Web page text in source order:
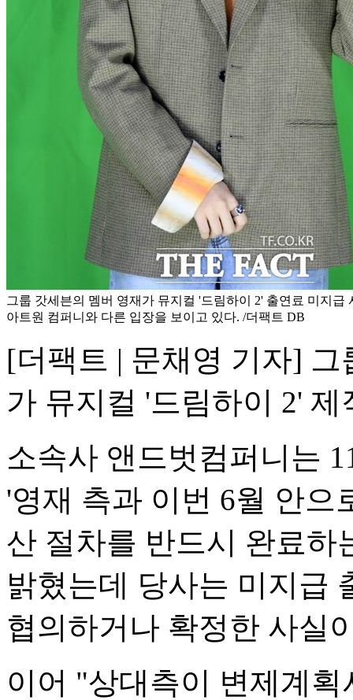
그룹 갓세븐의 멤버 영재가 뮤지컬 '드림하이 2' 출연료 미지급
아트원 컴퍼니와 다른 입장을 보이고 있다. /더팩트 DB
[더팩트 | 문채영 기자]
가 뮤지컬 '드림하이 2'
소속사 앤드벗컴퍼니는
'영재 측과 이번 6월 안으
산 절차를 반드시 완료하
밝혔는데 당사는 미지급
협의하거나 확정한 사실
이어 "상대측이 변제계